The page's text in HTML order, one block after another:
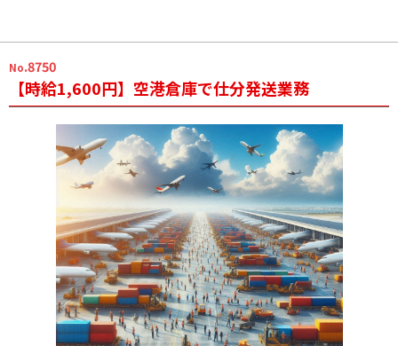
No.8750
【時給1,600円】空港倉庫で仕分発送業務